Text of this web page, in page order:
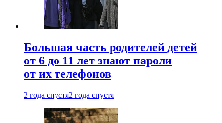
Большая часть родителей детей
от 6 до 11 лет знают пароли
от их телефонов
2 года спустя2 года спустя